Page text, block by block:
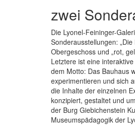
zwei
Die Lyonel-Feininger-
Sonderausstellungen:
Obergeschoss und „rot,
Letztere ist eine
dem Motto: Das Bauhaus
experimentieren und sich
die Inhalte der einzelnen
konzipiert, gestaltet und
der Burg Giebichenstein
Museumspädagogik der